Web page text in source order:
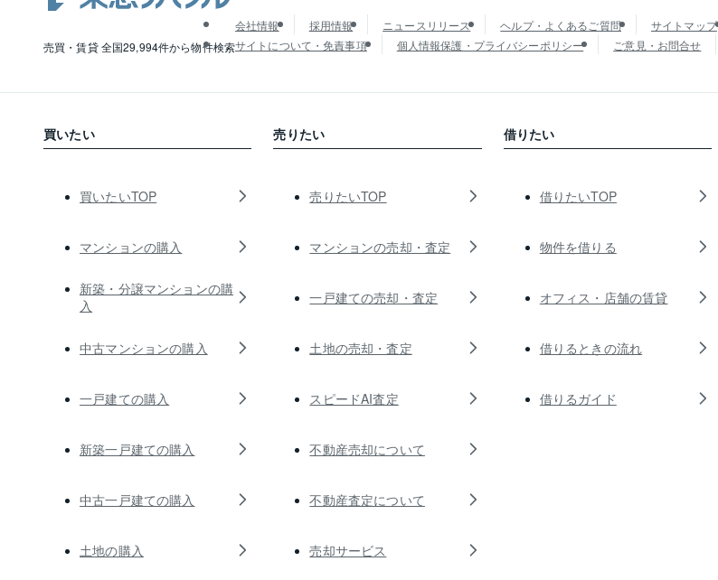
売買・賃貸 全国29,994件から物件検索
会社情報 採用情報 ニュースリリース ヘルプ・よくあるご質問 サイトマップ
サイトについて・免責事項
個人情報保護・プライバシーポリシー ご意見・お問合せ
買いたい
買いたいTOP
マンションの購入
新築・分譲マンションの購
入
中古マンションの購入
一戸建ての購入
新築一戸建ての購入
中古一戸建ての購入
土地の購入
売りたい
売りたいTOP
マンションの売却・査定
一戸建ての売却・査定
土地の売却・査定
スピードAI査定
不動産売却について
不動産査定について
売却サービス
借りたい
借りたいTOP
物件を借りる
オフィス・店舗の賃貸
借りるときの流れ
借りるガイド